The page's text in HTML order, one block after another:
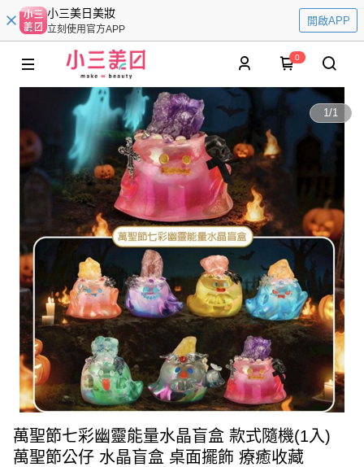
小三美日美妝
立刻使用官方APP
開啟APP
0
1/1
萬聖節七彩幽靈能量水晶盲盒 款式隨機(1入)
萬聖節公仔 水晶盲盒 桌面擺飾 療癒收藏